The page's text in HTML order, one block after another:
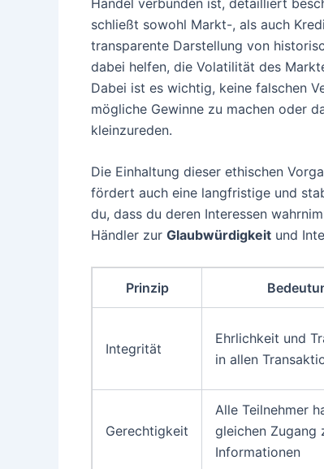
schließt sowohl Markt-, als auch
transparente Darstellung von
dabei helfen, die Volatilität des
Dabei ist es wichtig, keine falschen
mögliche Gewinne zu machen oder
kleinzureden.
Die Einhaltung dieser ethischen
fördert auch eine langfristige und
du, dass du deren Interessen
Händler zur Glaubwürdigkeit und
Prinzip
Integrität
Ehrlichkeit und
in allen
Gerechtigkeit
Alle Teilnehmer
gleichen Zugang
Informationen